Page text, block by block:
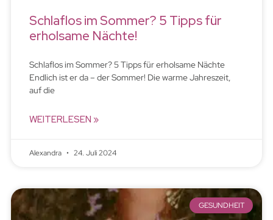
Schlaflos im Sommer? 5 Tipps für
erholsame Nächte!
Schlaflos im Sommer? 5 Tipps für erholsame Nächte
Endlich ist er da – der Sommer! Die warme Jahreszeit,
auf die
WEITERLESEN »
Alexandra 24. Juli 2024
GESUNDHEIT